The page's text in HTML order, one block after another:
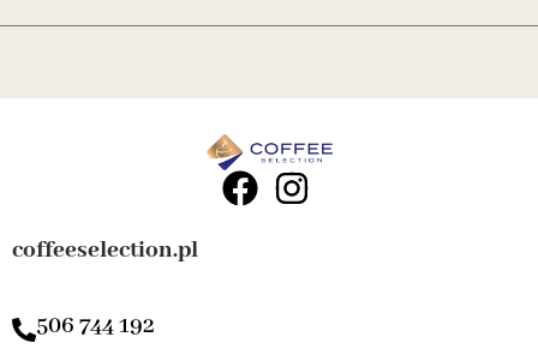
coffeeselection.pl
506 744 192